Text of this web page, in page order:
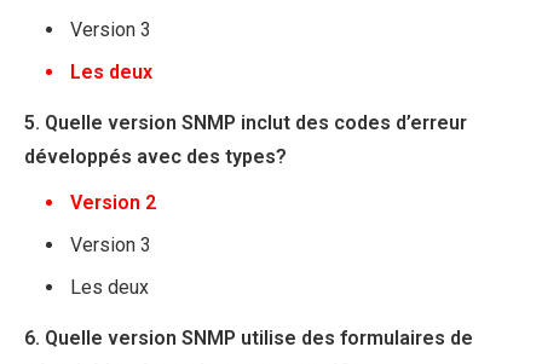
Version 3
Les deux
5. Quelle version SNMP inclut des codes d’erreur
développés avec des types?
Version 2
Version 3
Les deux
6. Quelle version SNMP utilise des formulaires de